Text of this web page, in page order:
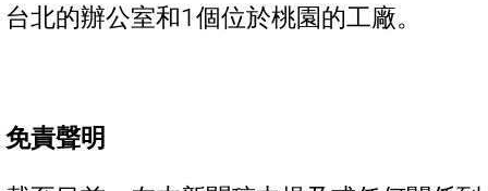
台北的辦公室和1個位於桃園的工廠。
免責聲明